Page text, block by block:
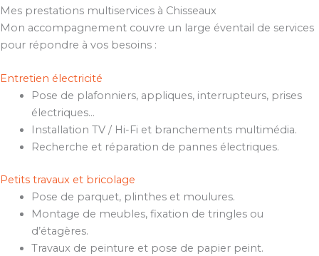
Mes prestations multiservices à Chisseaux
Mon accompagnement couvre un large éventail de services
pour répondre à vos besoins :
Entretien électricité
Pose de plafonniers, appliques, interrupteurs, prises
électriques…
Installation TV / Hi-Fi et branchements multimédia.
Recherche et réparation de pannes électriques.
Petits travaux et bricolage
Pose de parquet, plinthes et moulures.
Montage de meubles, fixation de tringles ou
d’étagères.
Travaux de peinture et pose de papier peint.